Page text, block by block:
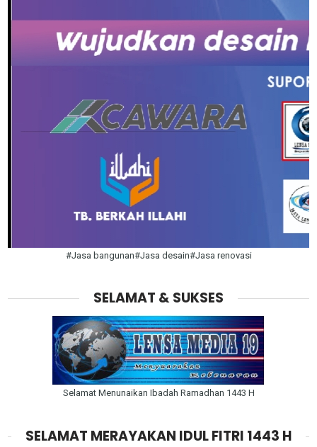
#Jasa bangunan#Jasa desain#Jasa renovasi
SELAMAT & SUKSES
Selamat Menunaikan Ibadah Ramadhan 1443 H
SELAMAT MERAYAKAN IDUL FITRI 1443 H